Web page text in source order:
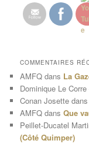
COMMENTAIRES
AMFQ dans La
Dominique Le Corre
Conan Josette
AMFQ dansQue
Peillet-Ducatel
(Côté Quimper)